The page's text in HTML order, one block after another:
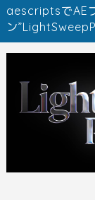
aescriptsでAE
ン